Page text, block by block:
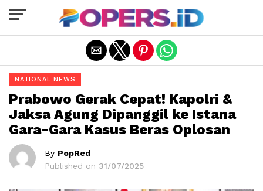
NATIONAL NEWS
Prabowo Gerak Cepat! Kapolri &
Jaksa Agung Dipanggil ke Istana
Gara-Gara Kasus Beras Oplosan
By PopRed
Published on 31/07/2025
Exit mobile version